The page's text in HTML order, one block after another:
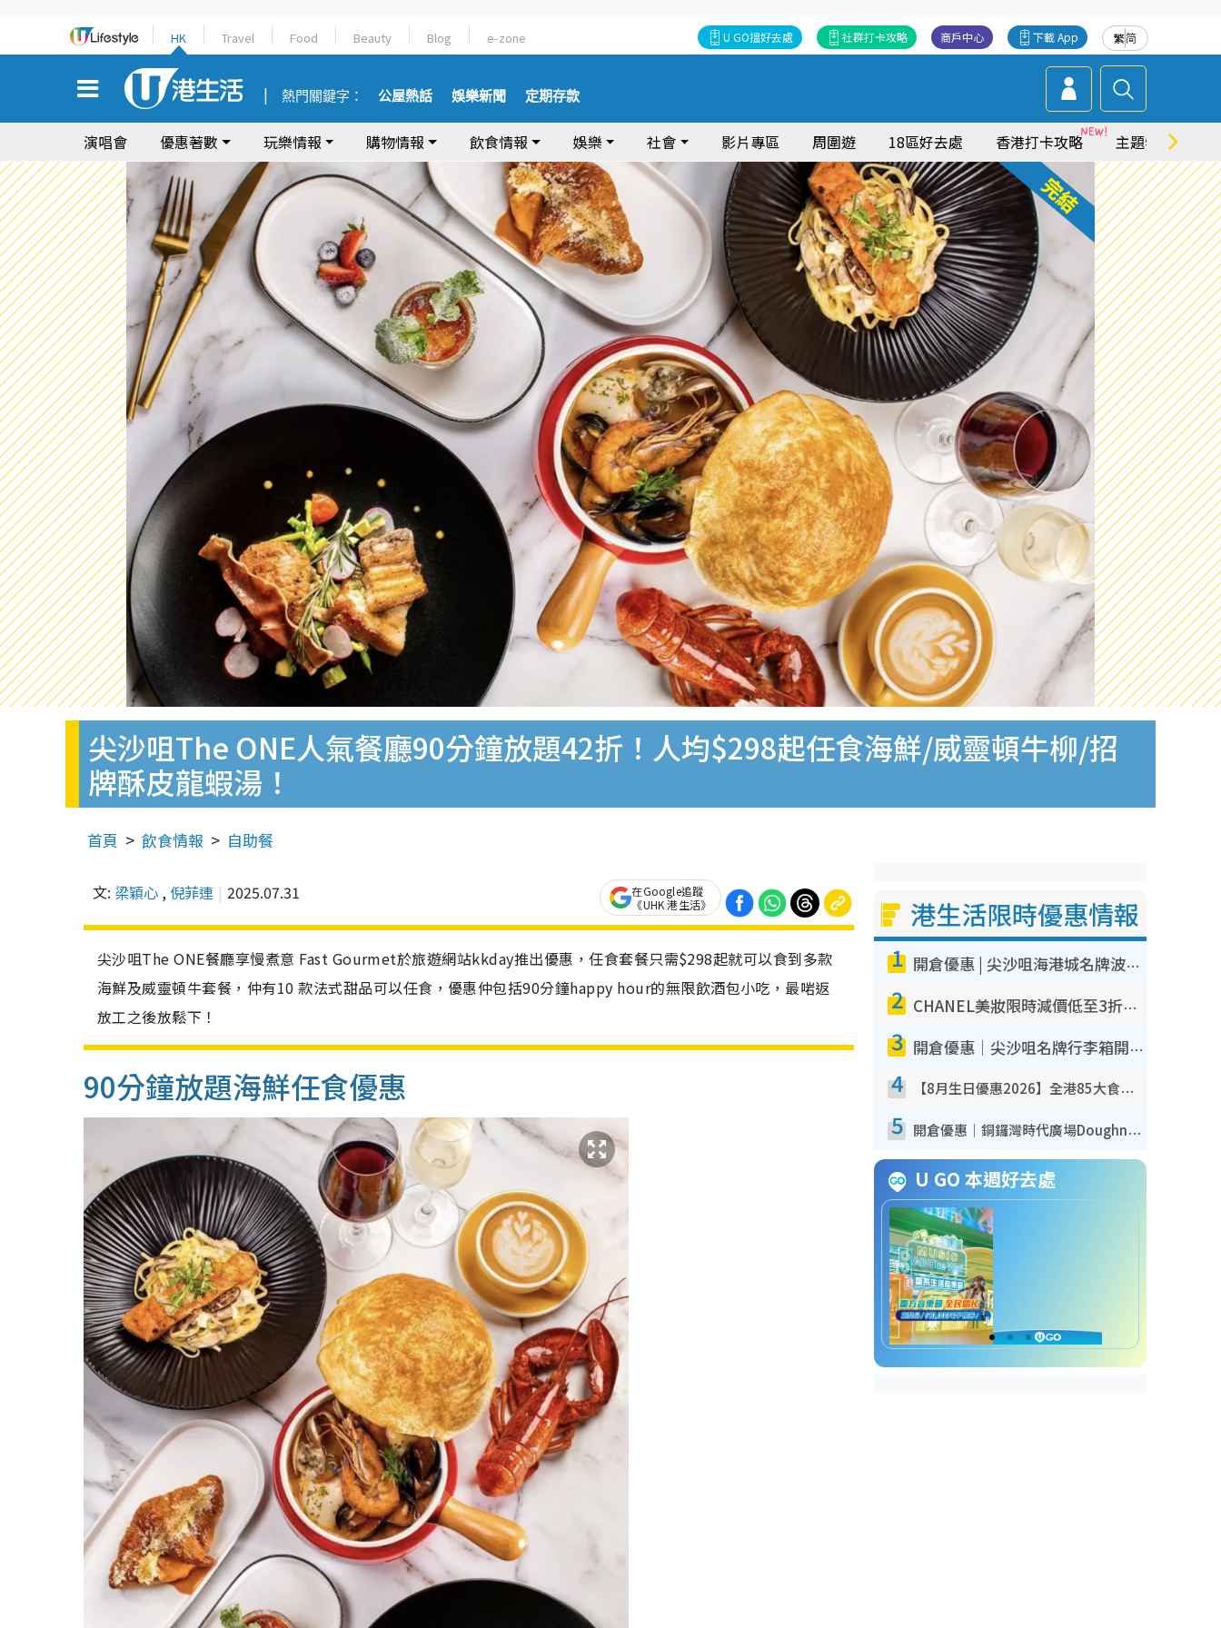
HK Travel Food Beauty Blog e-zone 繁简
下載 App
商戶中心
社群打卡攻略
U GO搵好去處
熱門關鍵字： 公屋熱話 娛樂新聞 定期存款
演唱會 優惠著數 玩樂情報 購物情報 飲食情報 娛樂 社會 影片專區 周圍遊 18區好去處 香港打卡攻略 主題特集
尖沙咀The ONE人氣餐廳90分鐘放題42折！人均$298起任食海鮮/威靈頓牛柳/招
牌酥皮龍蝦湯！
首頁 飲食情報 自助餐
文: 梁穎心 , 倪菲連 2025.07.31
在Google追蹤
《UHK 港生活》
尖沙咀The ONE餐廳享慢煮意 Fast Gourmet於旅遊網站kkday推出優惠，任食套餐只需$298起就可以食到多款
海鮮及威靈頓牛套餐，仲有10 款法式甜品可以任食，優惠仲包括90分鐘happy hour的無限飲酒包小吃，最啱返
放工之後放鬆下！
90分鐘放題海鮮任食優惠
港生活限時優惠情報
1 開倉優惠 | 尖沙咀海港城名牌波鞋開倉低至1折！On鞋$899起／Joy&Peace鞋履$98起
2 CHANEL美妝限時減價低至3折！人氣粉底/唇膏/精華液低至$275！COCO香水都有平
3 開倉優惠｜尖沙咀名牌行李箱開倉低至4折！一連5日 American Tourister/ace./Hallmark $200起！
4 【8月生日優惠2026】全港85大食買玩著數攻略 自助餐/火鍋放題同行免費＋誠品/DONKI送現金券
5 開倉優惠｜銅鑼灣時代廣場Doughnut/Campo Marzio開倉低至1折！背囊、書包、手袋劈價$200起
U GO 本週好去處